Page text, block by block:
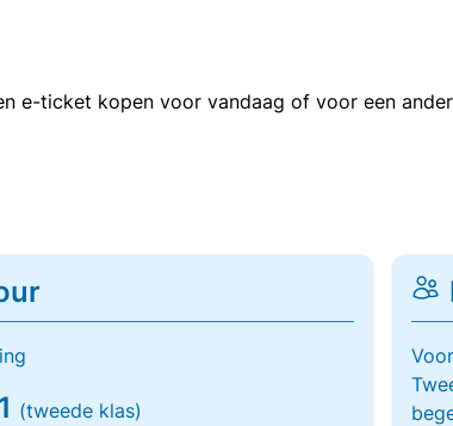
e-ticket kopen voor vandaag of voor een
(tweede klas)